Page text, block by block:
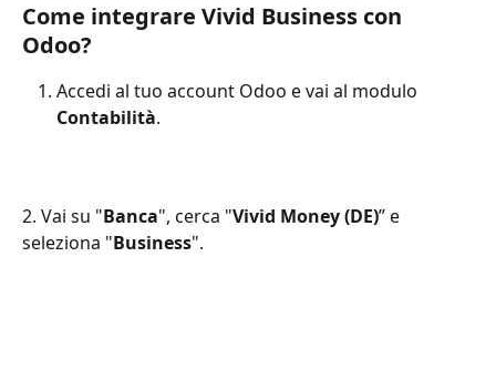
Come integrare Vivid Business con
Odoo?
Accedi al tuo account Odoo e vai al modulo
Contabilità.
2. Vai su "Banca", cerca "Vivid Money (DE)” e
seleziona "Business".